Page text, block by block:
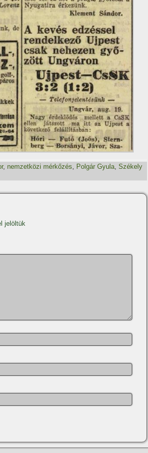
, nemzetközi mérkőzés, Polgár Gyula, Székely
jelöltük